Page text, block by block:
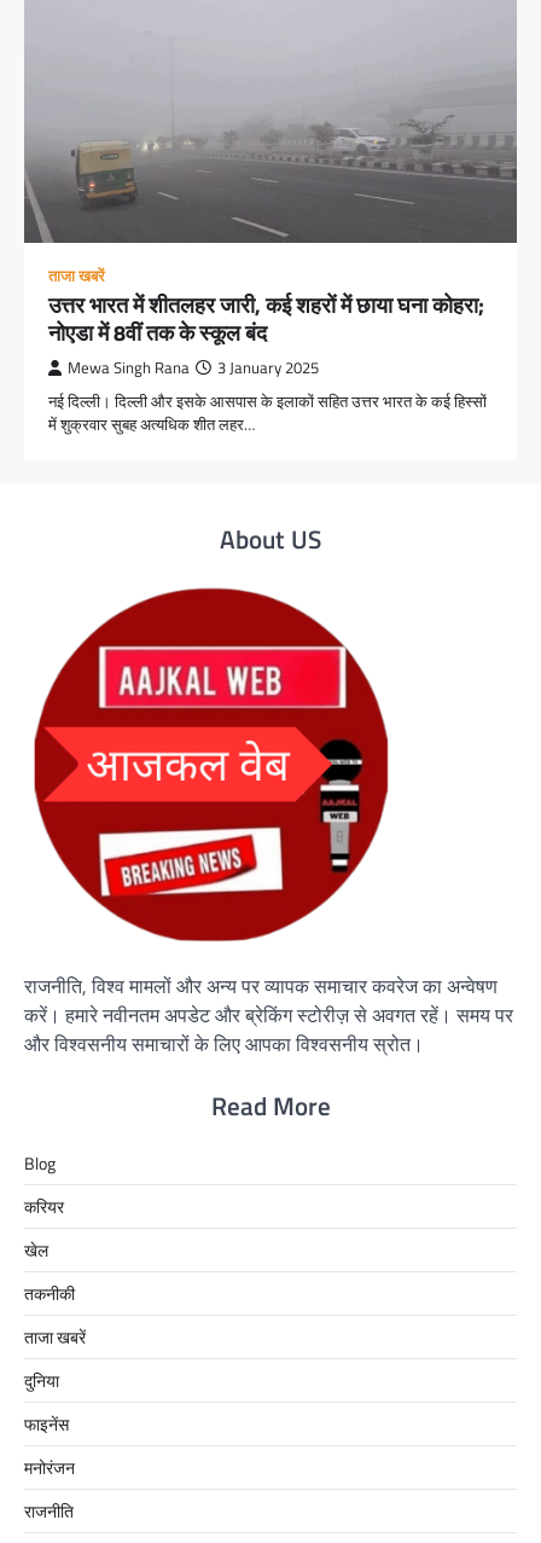
ताजा खबरें
उत्तर भारत में शीतलहर जारी, कई शहरों में छाया घना कोहरा;
नोएडा में 8वीं तक के स्कूल बंद
Mewa Singh Rana 3 January 2025
नई दिल्ली। दिल्ली और इसके आसपास के इलाकों सहित उत्तर भारत के कई हिस्सों
में शुक्रवार सुबह अत्यधिक शीत लहर…
About US
राजनीति, विश्व मामलों और अन्य पर व्यापक समाचार कवरेज का अन्वेषण
करें। हमारे नवीनतम अपडेट और ब्रेकिंग स्टोरीज़ से अवगत रहें। समय पर
और विश्वसनीय समाचारों के लिए आपका विश्वसनीय स्रोत।
Read More
Blog
करियर
खेल
तकनीकी
ताजा खबरें
दुनिया
फाइनेंस
मनोरंजन
राजनीति